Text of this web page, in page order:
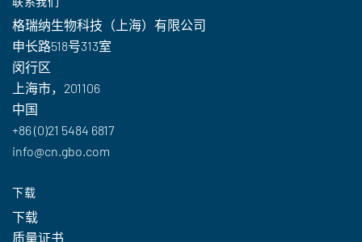
格瑞纳生物科技（上海）有限公司
申长路518号313室
闵行区
上海市，201106
中国
+86 (0)21 5484 6817
info@cn.gbo.com
下载
下载
质量证书